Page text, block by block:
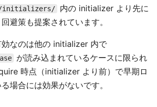
initializers/
内の initializer より先に
避策も提案されています。
効なのは他の initializer 内で
が読み込まれているケースに限られ
時点（initializer より前）で早期ロ
場合には効果がないです。